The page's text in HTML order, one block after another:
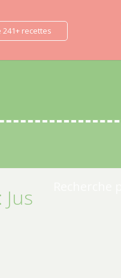
241+ recettes
Jus